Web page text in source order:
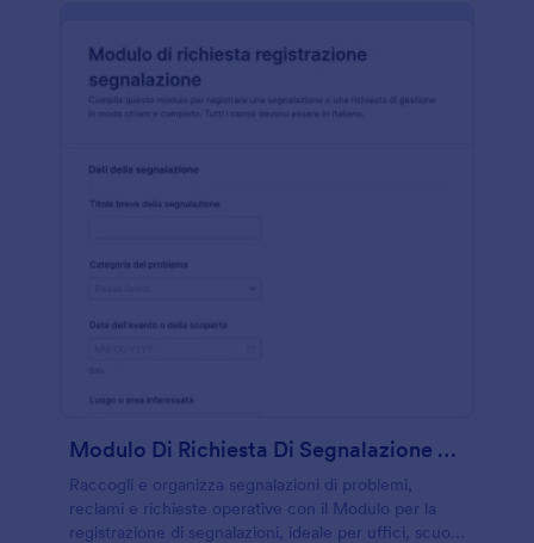
Modulo Di Richiesta Di Segnalazione Problemi
Raccogli e organizza segnalazioni di problemi,
reclami e richieste operative con il Modulo per la
registrazione di segnalazioni, ideale per uffici, scuole